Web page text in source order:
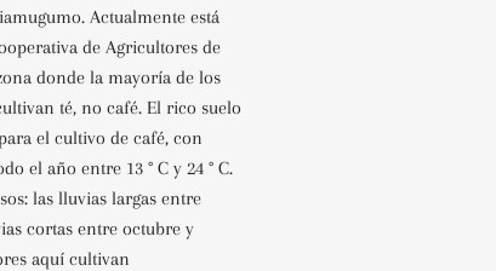
Actualmente está
de Agricultores de
donde la mayoría de los
té, no café. El rico suelo
el cultivo de café, con
el año entre 13 ° C y 24 ° C.
las lluvias largas entre
cortas entre octubre y
aquí cultivan